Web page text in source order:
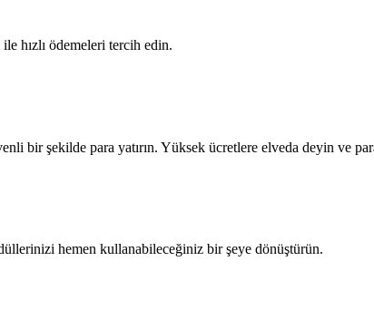
hızlı ödemeleri tercih edin.
bir şekilde para yatırın. Yüksek ücretlere elveda deyin ve
hemen kullanabileceğiniz bir şeye dönüştürün.